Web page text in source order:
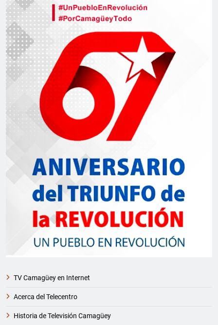
TV Camagüey en Internet
Acerca del Telecentro
Historia de Televisión Camagüey